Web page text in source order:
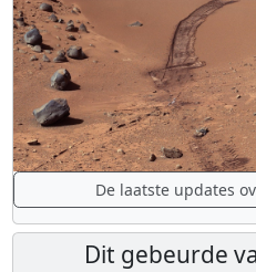
De laatste updates
Dit gebeurde